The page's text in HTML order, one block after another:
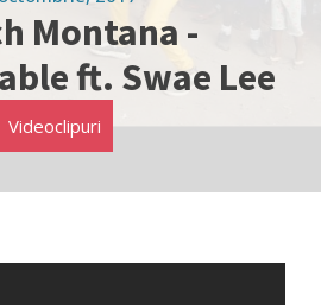
Montana -
ft. Swae Lee
Videoclipuri